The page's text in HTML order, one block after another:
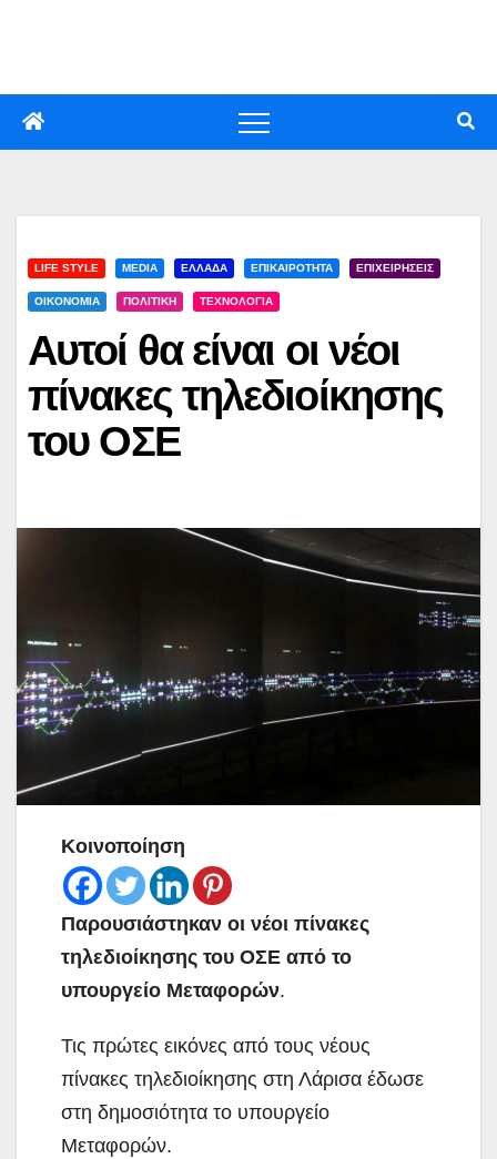
LIFE STYLE MEDIA ΕΛΛΑΔΑ ΕΠΙΚΑΙΡΟΤΗΤΑ ΕΠΙΧΕΙΡΗΣΕΙΣ
ΟΙΚΟΝΟΜΙΑ ΠΟΛΙΤΙΚΗ ΤΕΧΝΟΛΟΓΙΑ
Αυτοί θα είναι οι νέοι
πίνακες τηλεδιοίκησης
του ΟΣΕ
Κοινοποίηση
Παρουσιάστηκαν οι νέοι πίνακες
τηλεδιοίκησης του ΟΣΕ από το
υπουργείο Μεταφορών.
Τις πρώτες εικόνες από τους νέους
πίνακες τηλεδιοίκησης στη Λάρισα έδωσε
στη δημοσιότητα το υπουργείο
Μεταφορών.